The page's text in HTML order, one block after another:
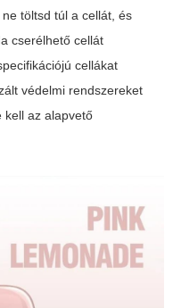
töltsd túl a cellát, és
cserélhető cellát
cellákat
védelmi rendszereket
kell az alapvető